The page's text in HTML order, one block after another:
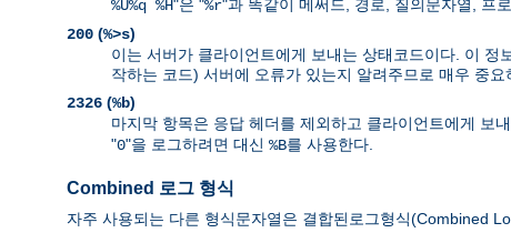
%U%q %H"은 "%r"과 똑같이 메써드, 경로, 질의문자열, 프
200 (%>s)
이는 서버가 클라이언트에게 보내는 상태코드이다. 이
작하는 코드) 서버에 오류가 있는지 알려주므로 매우 중
2326 (%b)
마지막 항목은 응답 헤더를 제외하고 클라이언트에게 보
"0"을 로그하려면 대신 %B를 사용한다.
Combined 로그 형식
자주 사용되는 다른 형식문자열은 결합된로그형식(Combined